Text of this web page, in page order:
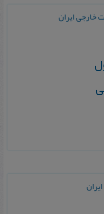
خارجی ایران